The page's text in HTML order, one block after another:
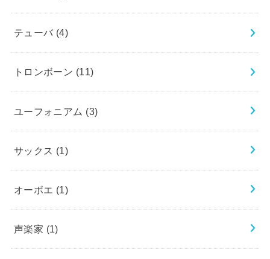
テューバ (4)
トロンボーン (11)
ユーフォニアム (3)
サックス (1)
オーボエ (1)
声楽家 (1)